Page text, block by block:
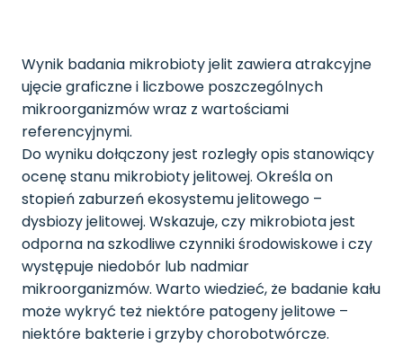
Wynik badania mikrobioty jelit zawiera atrakcyjne
ujęcie graficzne i liczbowe poszczególnych
mikroorganizmów wraz z wartościami
referencyjnymi.
Do wyniku dołączony jest rozległy opis stanowiący
ocenę stanu mikrobioty jelitowej. Określa on
stopień zaburzeń ekosystemu jelitowego –
dysbiozy jelitowej. Wskazuje, czy mikrobiota jest
odporna na szkodliwe czynniki środowiskowe i czy
występuje niedobór lub nadmiar
mikroorganizmów. Warto wiedzieć, że badanie kału
może wykryć też niektóre patogeny jelitowe –
niektóre bakterie i grzyby chorobotwórcze.